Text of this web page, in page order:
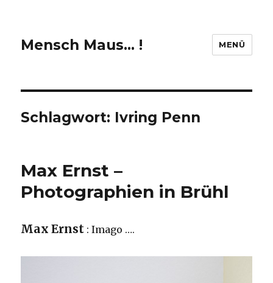
Mensch Maus… ! MENÜ
Schlagwort: Ivring Penn
Max Ernst –
Photographien in Brühl
Max Ernst : Imago ….